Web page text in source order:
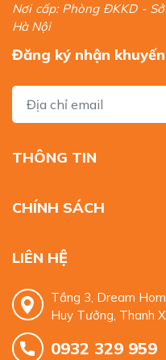
Nơi cấp: Phòng ĐKKD -
Hà Nội
Đăng ký nhận
THÔNG TIN
CHÍNH SÁCH
LIÊN HỆ
Tầng 3, Dream
Huy Tưởng, Thanh
0932 329 959